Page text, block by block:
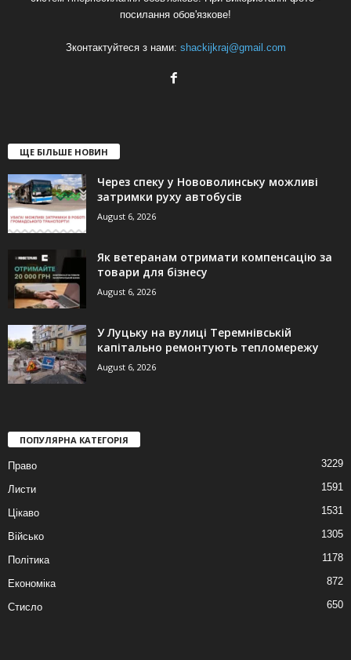
посилання обов'язкове!
Зконтактуйтеся з нами: shackijkraj@gmail.com
ЩЕ БІЛЬШЕ НОВИН
Через спеку у Нововолинську можливі
затримки руху автобусів
August 6, 2026
Як ветеранам отримати компенсацію за
товари для бізнесу
August 6, 2026
У Луцьку на вулиці Теремнівській
капітально ремонтують тепломережу
August 6, 2026
ПОПУЛЯРНА КАТЕГОРІЯ
Право 3229
Листи 1591
Цікаво 1531
Військо 1305
Політика 1178
Економіка 872
Стисло 650